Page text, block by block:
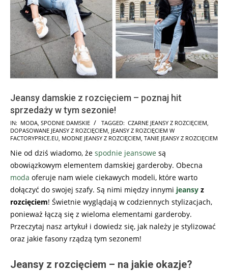
Jeansy damskie z rozcięciem – poznaj hit
sprzedaży w tym sezonie!
2021-
12-
IN: MODA SPODNIE DAMSKIE TAGGED: CZARNE JEANSY Z ROZCIĘCIEM
DOPASOWANE JEANSY Z ROZCIĘCIEM JEANSY Z ROZCIĘCIEM W
FACTORYPRICE.EU MODNE JEANSY Z ROZCIĘCIEM TANIE JEANSY Z ROZCIĘCIEM
Nie od dziś wiadomo, że spodnie jeansowe są
obowiązkowym elementem damskiej garderoby. Obecna
moda oferuje nam wiele ciekawych modeli, które warto
dołączyć do swojej szafy. Są nimi między innymi jeansy z
rozcięciem! Świetnie wyglądają w codziennych stylizacjach,
ponieważ łączą się z wieloma elementami garderoby.
Przeczytaj nasz artykuł i dowiedz się, jak należy je stylizować
oraz jakie fasony rządzą tym sezonem!
Jeansy z rozcięciem – na jakie okazje?